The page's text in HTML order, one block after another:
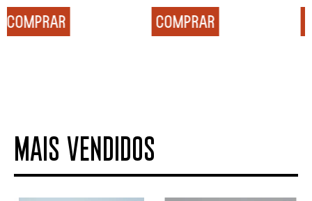
COMPRAR
COMPRAR
MAIS VENDIDOS